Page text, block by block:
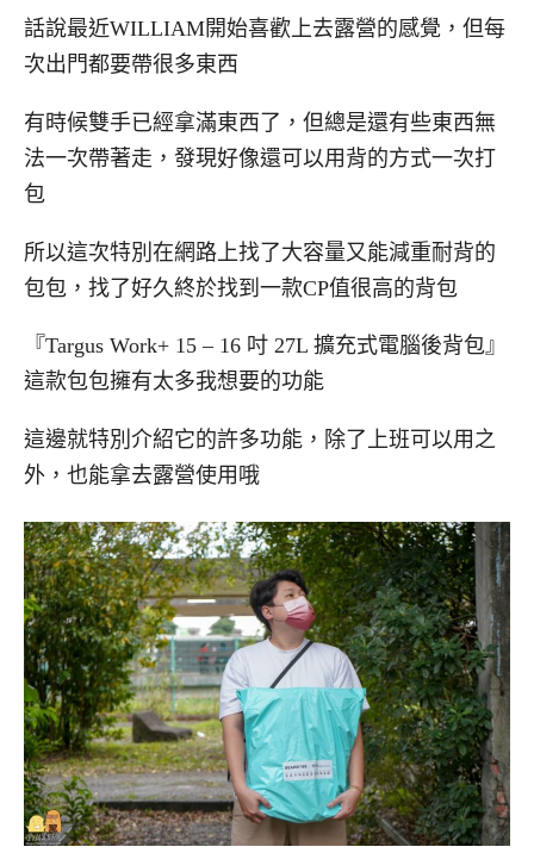
話說最近WILLIAM開始喜歡上去露營的感覺，但每
次出門都要帶很多東西
有時候雙手已經拿滿東西了，但總是還有些東西無
法一次帶著走，發現好像還可以用背的方式一次打
包
所以這次特別在網路上找了大容量又能減重耐背的
包包，找了好久終於找到一款CP值很高的背包
『Targus Work+ 15 – 16 吋 27L 擴充式電腦後背包』
這款包包擁有太多我想要的功能
這邊就特別介紹它的許多功能，除了上班可以用之
外，也能拿去露營使用哦